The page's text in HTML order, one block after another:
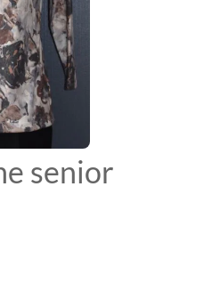
senior